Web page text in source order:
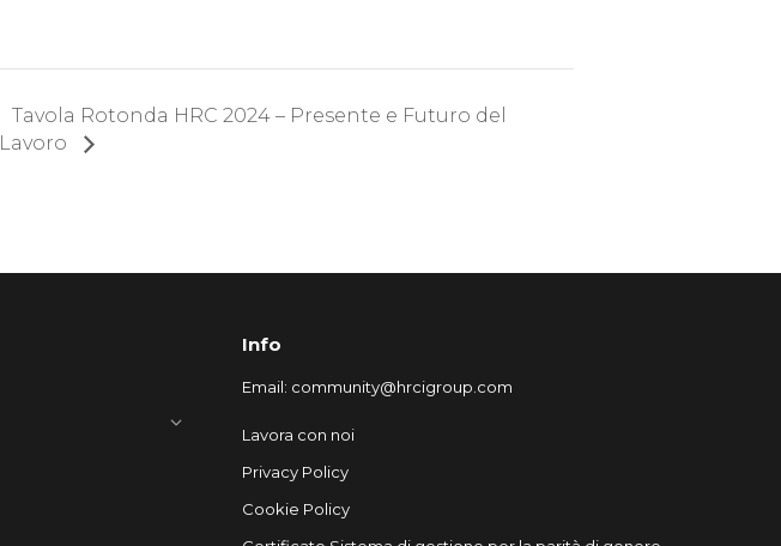
Tavola Rotonda HRC 2024 – Presente e Futuro del
Lavoro
Info
Email: community@hrcigroup.com
Lavora con noi
Privacy Policy
Cookie Policy